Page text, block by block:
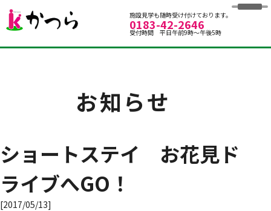
グループホームかつら
施設見学も随時受け付けております。
0183-42-2646
受付時間 平日午前9時～午後5時
お知らせ
ショートステイ お花見ド
ライブへGO！
[2017/05/13]